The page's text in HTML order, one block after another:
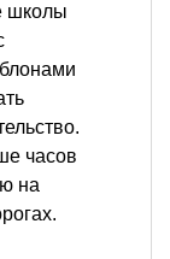
школы
часов
на